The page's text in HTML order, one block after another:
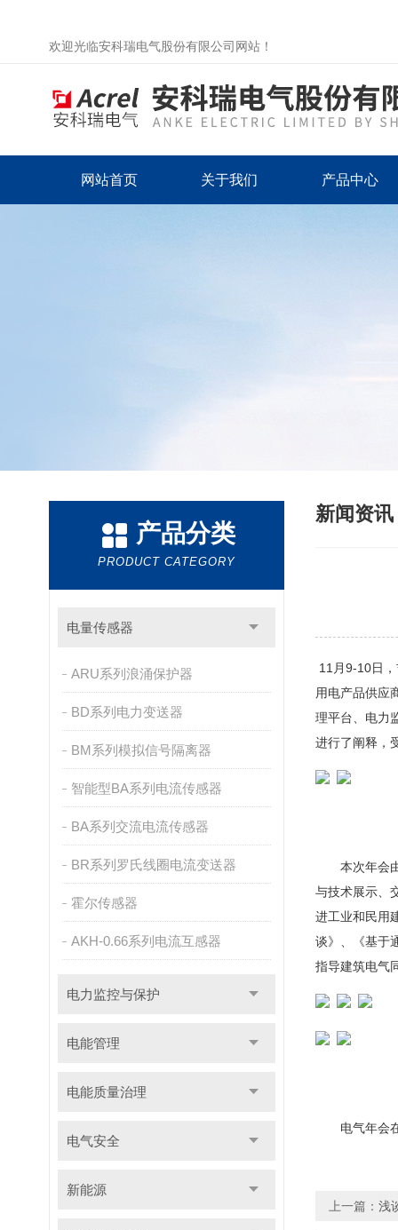
欢迎光临安科瑞电气股份有限公司网站！
网站首页 关于我们 产品中心
产品分类
PRODUCT CATEGORY
电量传感器
ARU系列浪涌保护器
BD系列电力变送器
BM系列模拟信号隔离器
智能型BA系列电流传感器
BA系列交流电流传感器
BR系列罗氏线圈电流变送器
霍尔传感器
AKH-0.66系列电流互感器
电力监控与保护
电能管理
电能质量治理
电气安全
新能源
新闻资讯
11月9-10日
用电产品供应
理平台、电力
进行了阐释，
本次年会由
与技术展示、
进工业和民用
谈》、《基于
指导建筑电气
电气年会在
上一篇： 浅